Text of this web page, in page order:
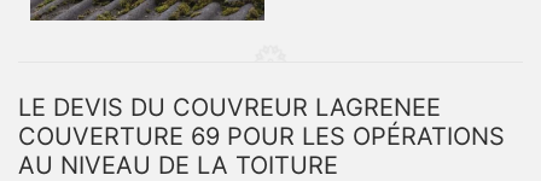
LE DEVIS DU COUVREUR LAGRENEE
COUVERTURE 69 POUR LES OPÉRATIONS
AU NIVEAU DE LA TOITURE